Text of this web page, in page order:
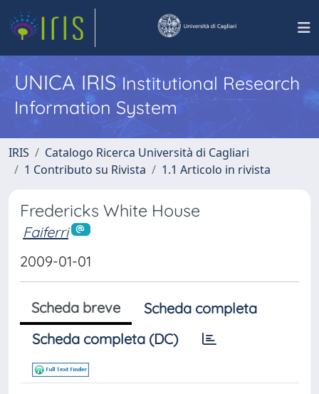
UNICA IRISInstitutional Research
Information System
IRIS
Catalogo Ricerca Università di Cagliari
1 Contributo su Rivista
1.1 Articolo in rivista
Fredericks White House
Faiferri
2009-01-01
Scheda breve
Scheda completa
Scheda completa (DC)